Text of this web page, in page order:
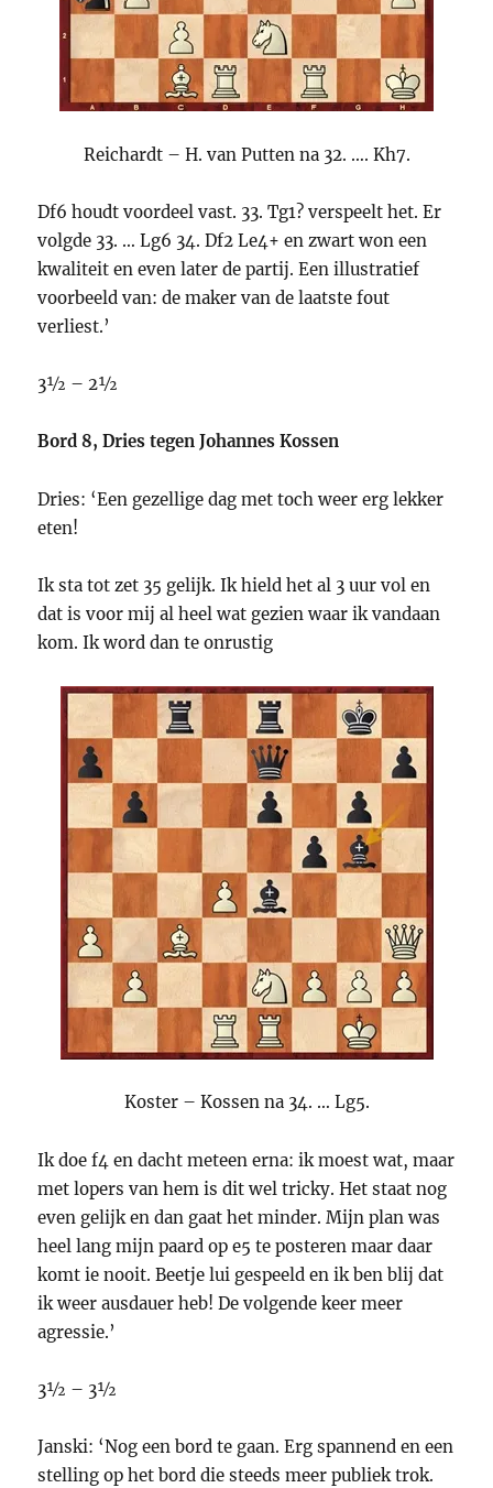
Reichardt – H. van Putten na 32. …. Kh7.
Df6 houdt voordeel vast. 33. Tg1? verspeelt het. Er
volgde 33. … Lg6 34. Df2 Le4+ en zwart won een
kwaliteit en even later de partij. Een illustratief
voorbeeld van: de maker van de laatste fout
verliest.’
3½ – 2½
Bord 8, Dries tegen Johannes Kossen
Dries: ‘Een gezellige dag met toch weer erg lekker
eten!
Ik sta tot zet 35 gelijk. Ik hield het al 3 uur vol en
dat is voor mij al heel wat gezien waar ik vandaan
kom. Ik word dan te onrustig
Koster – Kossen na 34. … Lg5.
Ik doe f4 en dacht meteen erna: ik moest wat, maar
met lopers van hem is dit wel tricky. Het staat nog
even gelijk en dan gaat het minder. Mijn plan was
heel lang mijn paard op e5 te posteren maar daar
komt ie nooit. Beetje lui gespeeld en ik ben blij dat
ik weer ausdauer heb! De volgende keer meer
agressie.’
3½ – 3½
Janski: ‘Nog een bord te gaan. Erg spannend en een
stelling op het bord die steeds meer publiek trok.